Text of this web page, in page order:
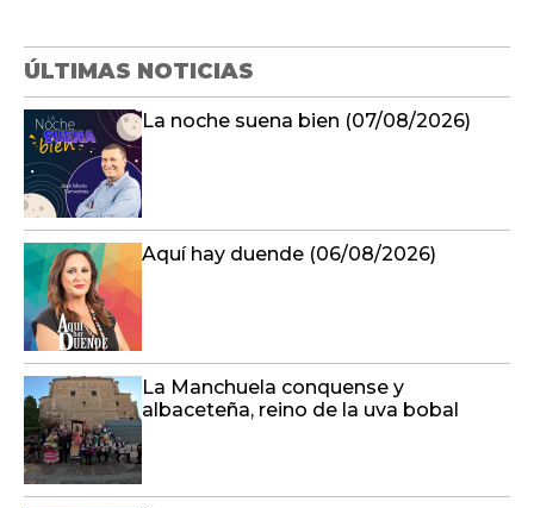
ÚLTIMAS NOTICIAS
La noche suena bien (07/08/2026)
Aquí hay duende (06/08/2026)
La Manchuela conquense y
albaceteña, reino de la uva bobal